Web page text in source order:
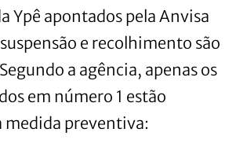
Ypê apontados pela Anvisa
e recolhimento são
a agência, apenas os
em número 1 estão
medida preventiva: